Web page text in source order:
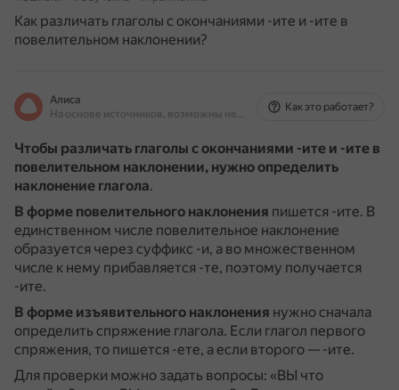
Как различать глаголы с окончаниями -ите и -ите в
повелительном наклонении?
Алиса
На основе источников, возможны неточности
Как это работает?
Чтобы различать глаголы с окончаниями -ите и -ите в
повелительном наклонении, нужно определить
наклонение глагола.
В форме повелительного наклонения пишется -ите. В
единственном числе повелительное наклонение
образуется через суффикс -и, а во множественном
числе к нему прибавляется -те, поэтому получается
-ите.
В форме изъявительного наклонения нужно сначала
определить спряжение глагола. Если глагол первого
спряжения, то пишется -ете, а если второго — -ите.
Для проверки можно задать вопросы: «ВЫ что